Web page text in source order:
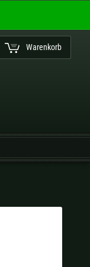
Warenkorb